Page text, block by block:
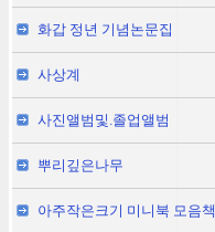
화갑 정년 기념논문집
사상계
사진앨범및.졸업앨범
뿌리깊은나무
아주작은크기 미니북 모음책